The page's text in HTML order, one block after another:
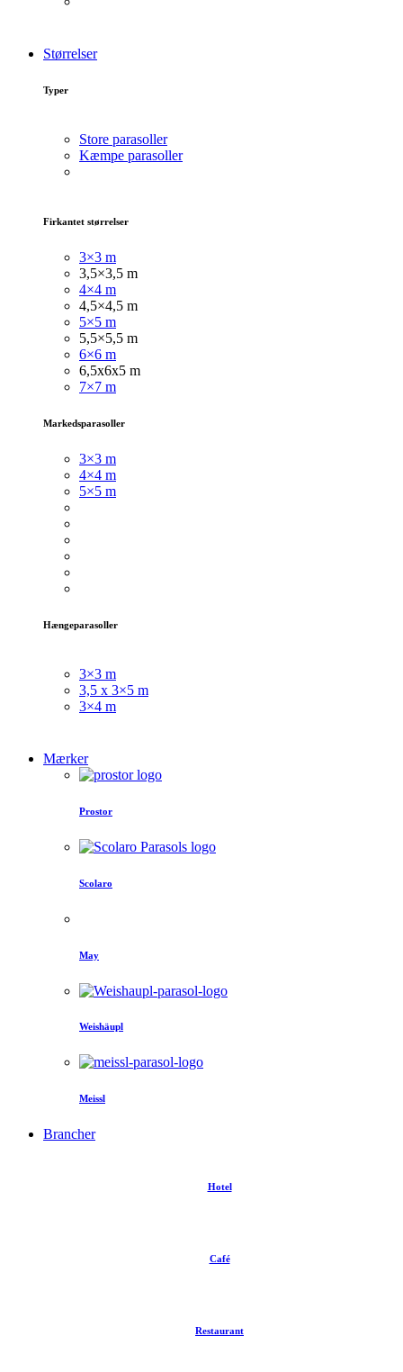
Størrelser
Typer
Store parasoller
Kæmpe parasoller
Firkantet størrelser
3×3 m
3,5×3,5 m
4×4 m
4,5×4,5 m
5×5 m
5,5×5,5 m
6×6 m
6,5x6x5 m
7×7 m
Markedsparasoller
3×3 m
4×4 m
5×5 m
Hængeparasoller
3×3 m
3,5 x 3×5 m
3×4 m
Mærker
Prostor
Scolaro
May
Weishäupl
Meissl
Brancher
Hotel
Café
Restaurant